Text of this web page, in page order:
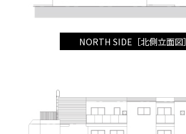
NORTH SIDE［北側立面図］